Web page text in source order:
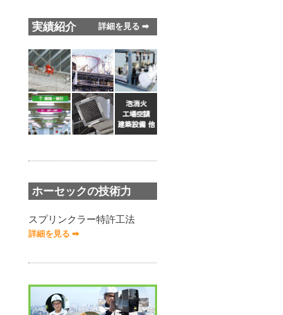
実績紹介 詳細を見る ➡︎
ホーセックの技術力
スプリンクラー特許工法
詳細を見る ➡︎